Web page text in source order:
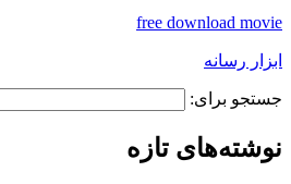
free download movie
ابزار رسانه
جستجو برای:
نوشته‌های تازه